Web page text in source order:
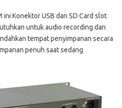
ini Konektor USB dan SD Card slot
untuk audio recording dan
tempat penyimpanan secara
penuh saat sedang